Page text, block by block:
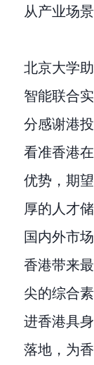
从产业场
北京大学
智能联合
分感谢港
看准香港
优势，期
厚的人才
国内外市
香港带来
尖的综合
进香港具
落地，为